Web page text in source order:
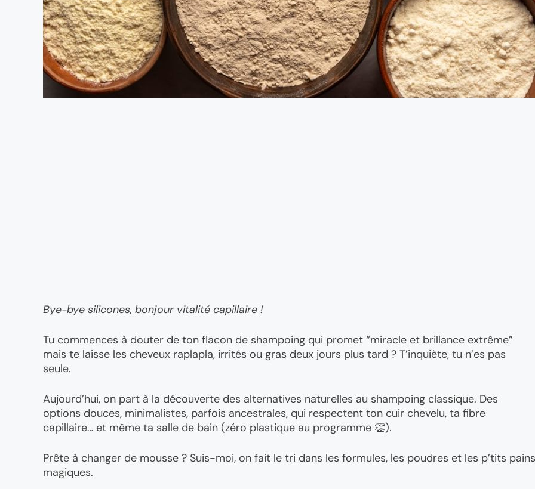
Bye-bye silicones, bonjour vitalité capillaire !
Tu commences à douter de ton flacon de shampoing qui promet “miracle et brillance extrême”
mais te laisse les cheveux raplapla, irrités ou gras deux jours plus tard ? T’inquiète, tu n’es pas
seule.
Aujourd’hui, on part à la découverte des alternatives naturelles au shampoing classique. Des
options douces, minimalistes, parfois ancestrales, qui respectent ton cuir chevelu, ta fibre
capillaire… et même ta salle de bain (zéro plastique au programme 👏).
Prête à changer de mousse ? Suis-moi, on fait le tri dans les formules, les poudres et les p’tits pains
magiques.